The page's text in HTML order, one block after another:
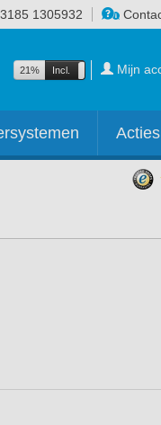
1305932
21% Incl. Excl. Mijn
Acties